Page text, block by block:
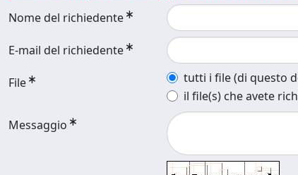
Nome del richiedente
E-mail del richiedente
File
tutti i file (di questo
il file(s) che avete
Messaggio